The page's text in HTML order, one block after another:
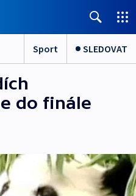
Sport SLEDOVAT
do finále